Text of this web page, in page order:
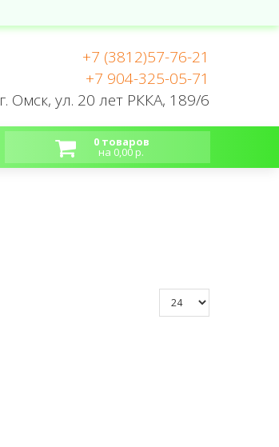
+7 (3812)57-76-21
+7 904-325-05-71
г. Омск, ул. 20 лет РККА, 189/6
0 товаров
на 0,00 р.